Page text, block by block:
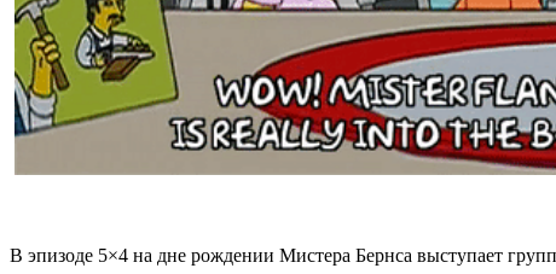
В эпизоде 5×4 на дне рождении Мистера Бернса выступает